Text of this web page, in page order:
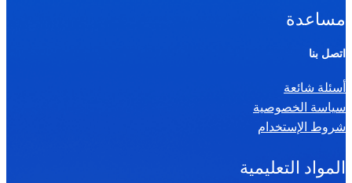
مساعدة
اتصل بنا
أسئلة شائعة
سياسة الخصوصية
شروط الإستخدام
المواد التعليمية